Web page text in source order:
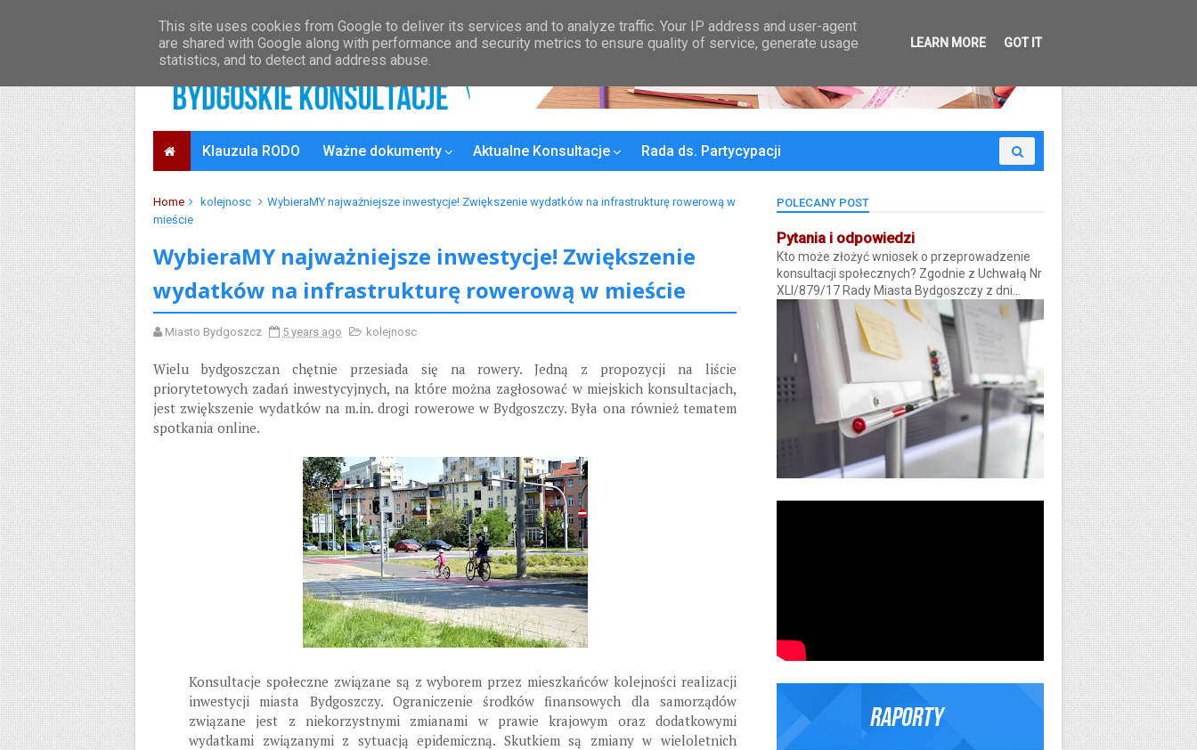
Klauzula RODO Ważne dokumenty Aktualne Konsultacje Rada ds. Partycypacji
Home kolejnosc
WybieraMY najważniejsze inwestycje! Zwiększenie wydatków na infrastrukturę rowerową w
mieście
WybieraMY najważniejsze inwestycje! Zwiększenie
wydatków na infrastrukturę rowerową w mieście
Miasto Bydgoszcz 5 years ago kolejnosc
Wielu bydgoszczan chętnie przesiada się na rowery. Jedną z propozycji na liście
priorytetowych zadań inwestycyjnych, na które można zagłosować w miejskich konsultacjach,
jest zwiększenie wydatków na m.in. drogi rowerowe w Bydgoszczy. Była ona również tematem
spotkania online.
Konsultacje społeczne związane są z wyborem przez mieszkańców kolejności realizacji
inwestycji miasta Bydgoszczy. Ograniczenie środków finansowych dla samorządów
związane jest z niekorzystnymi zmianami w prawie krajowym oraz dodatkowymi
wydatkami związanymi z sytuacją epidemiczną. Skutkiem są zmiany w wieloletnich
POLECANY POST
Pytania i odpowiedzi
Kto może złożyć wniosek o przeprowadzenie
konsultacji społecznych? Zgodnie z Uchwałą Nr
XLI/879/17 Rady Miasta Bydgoszczy z dni...
This site uses cookies from Google to deliver its services and to analyze traffic. Your IP address and user-agent
are shared with Google along with performance and security metrics to ensure quality of service, generate usage
statistics, and to detect and address abuse.
LEARN MORE GOT IT